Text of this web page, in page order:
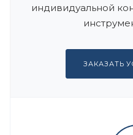
индивидуальной
ЗАКАЗАТЬ